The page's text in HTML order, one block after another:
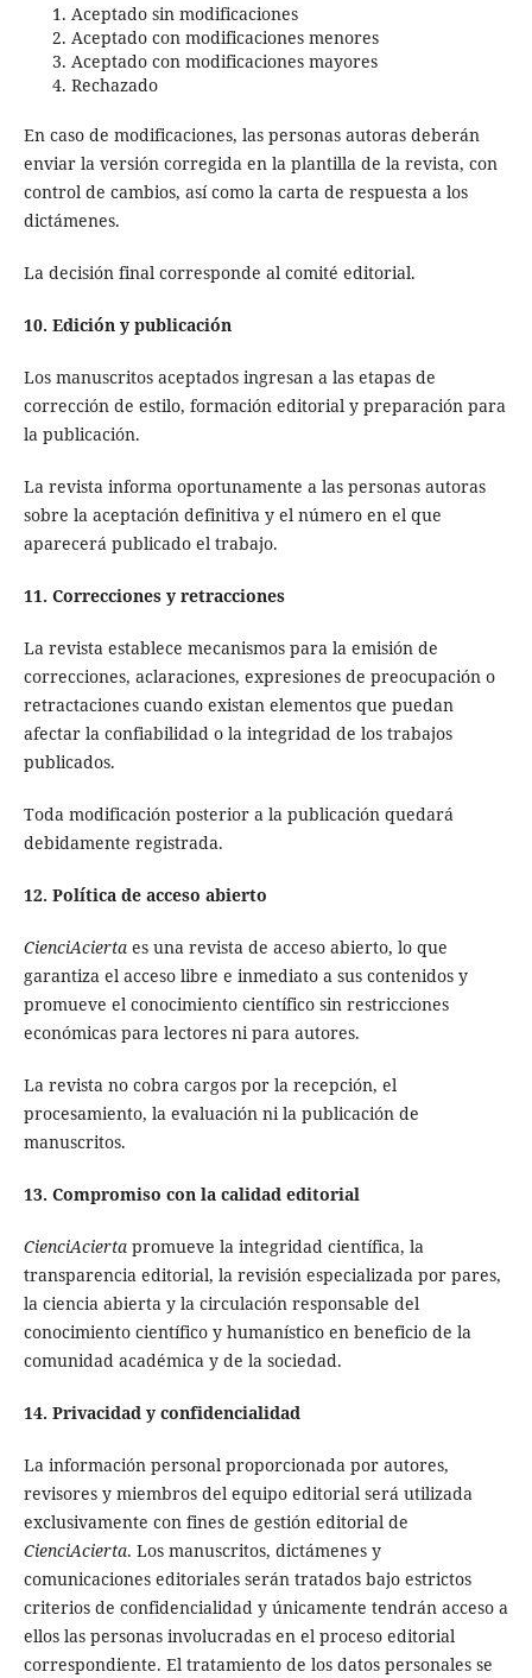
Aceptado sin modificaciones
Aceptado con modificaciones menores
Aceptado con modificaciones mayores
Rechazado
En caso de modificaciones, las personas autoras deberán
enviar la versión corregida en la plantilla de la revista, con
control de cambios, así como la carta de respuesta a los
dictámenes.
La decisión final corresponde al comité editorial.
10. Edición y publicación
Los manuscritos aceptados ingresan a las etapas de
corrección de estilo, formación editorial y preparación para
la publicación.
La revista informa oportunamente a las personas autoras
sobre la aceptación definitiva y el número en el que
aparecerá publicado el trabajo.
11. Correcciones y retracciones
La revista establece mecanismos para la emisión de
correcciones, aclaraciones, expresiones de preocupación o
retractaciones cuando existan elementos que puedan
afectar la confiabilidad o la integridad de los trabajos
publicados.
Toda modificación posterior a la publicación quedará
debidamente registrada.
12. Política de acceso abierto
CienciAciertaes una revista de acceso abierto, lo que
garantiza el acceso libre e inmediato a sus contenidos y
promueve el conocimiento científico sin restricciones
económicas para lectores ni para autores.
La revista no cobra cargos por la recepción, el
procesamiento, la evaluación ni la publicación de
manuscritos.
13. Compromiso con la calidad editorial
CienciAciertapromueve la integridad científica, la
transparencia editorial, la revisión especializada por pares,
la ciencia abierta y la circulación responsable del
conocimiento científico y humanístico en beneficio de la
comunidad académica y de la sociedad.
14. Privacidad y confidencialidad
La información personal proporcionada por autores,
revisores y miembros del equipo editorial será utilizada
exclusivamente con fines de gestión editorial de
CienciAcierta. Los manuscritos, dictámenes y
comunicaciones editoriales serán tratados bajo estrictos
criterios de confidencialidad y únicamente tendrán acceso a
ellos las personas involucradas en el proceso editorial
correspondiente. El tratamiento de los datos personales se